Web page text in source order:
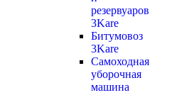
резервуаров
3Kare
Битумовоз
3Kare
Самоходная
уборочная
машина